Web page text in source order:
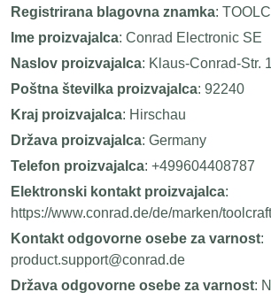
Registrirana blagovna znamka:
Ime proizvajalca: Conrad Electronic SE
Naslov proizvajalca: Klaus-Conrad-Str. 1
Poštna številka proizvajalca: 92240
Kraj proizvajalca: Hirschau
Država proizvajalca: Germany
Telefon proizvajalca: +499604408787
Elektronski kontakt proizvajalca:
https://www.conrad.de/de/marken/
Kontakt odgovorne osebe za varnost:
product.support@conrad.de
Država odgovorne osebe za varnost: